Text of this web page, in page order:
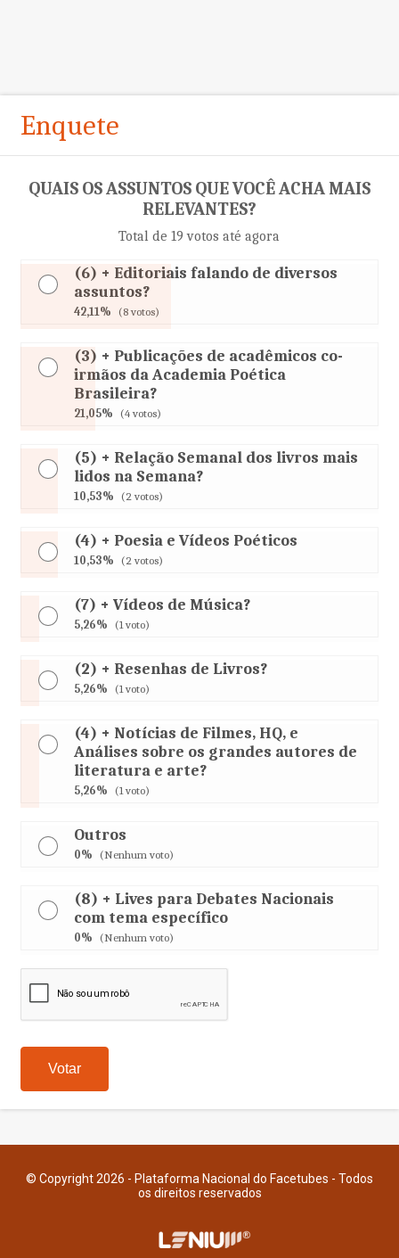
Enquete
QUAIS OS ASSUNTOS QUE VOCÊ ACHA MAIS
RELEVANTES?
Total de 19 votos até agora
(6) + Editoriais falando de diversos
assuntos?
42,11% (8 votos)
(3) + Publicações de acadêmicos co-
irmãos da Academia Poética
Brasileira?
21,05% (4 votos)
(5) + Relação Semanal dos livros mais
lidos na Semana?
10,53% (2 votos)
(4) + Poesia e Vídeos Poéticos
10,53% (2 votos)
(7) + Vídeos de Música?
5,26% (1 voto)
(2) + Resenhas de Livros?
5,26% (1 voto)
(4) + Notícias de Filmes, HQ, e
Análises sobre os grandes autores de
literatura e arte?
5,26% (1 voto)
Outros
0% (Nenhum voto)
(8) + Lives para Debates Nacionais
com tema específico
0% (Nenhum voto)
© Copyright 2026 - Plataforma Nacional do Facetubes - Todos
os direitos reservados